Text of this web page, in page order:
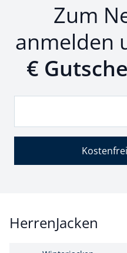
Zum
anmelden
€
HerrenJacken